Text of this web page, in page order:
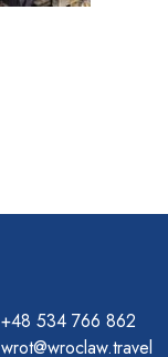
+48 534 766 862
wrot@wroclaw.travel